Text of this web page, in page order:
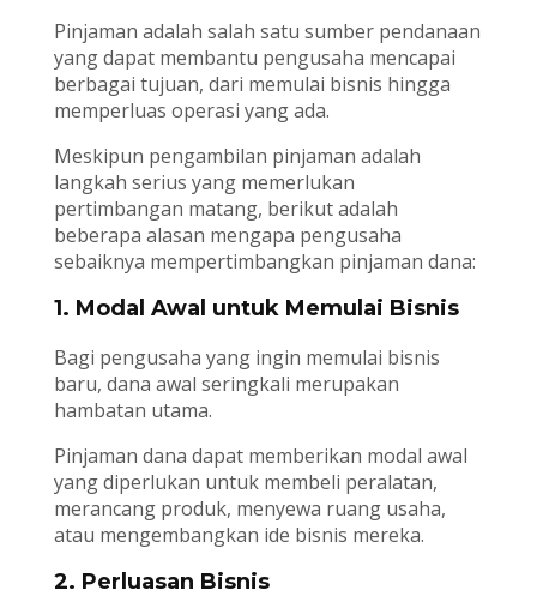
Pinjaman adalah salah satu sumber pendanaan
yang dapat membantu pengusaha mencapai
berbagai tujuan, dari memulai bisnis hingga
memperluas operasi yang ada.
Meskipun pengambilan pinjaman adalah
langkah serius yang memerlukan
pertimbangan matang, berikut adalah
beberapa alasan mengapa pengusaha
sebaiknya mempertimbangkan pinjaman dana:
1. Modal Awal untuk Memulai Bisnis
Bagi pengusaha yang ingin memulai bisnis
baru, dana awal seringkali merupakan
hambatan utama.
Pinjaman dana dapat memberikan modal awal
yang diperlukan untuk membeli peralatan,
merancang produk, menyewa ruang usaha,
atau mengembangkan ide bisnis mereka.
2. Perluasan Bisnis